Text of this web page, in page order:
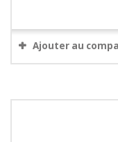
Ajouter au